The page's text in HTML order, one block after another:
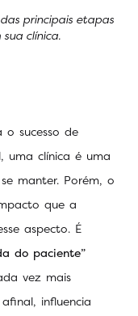
principais etapas
clínica.
sucesso de
uma clínica é uma
manter. Porém, o
que a
aspecto. É
do paciente”
vez mais
influencia